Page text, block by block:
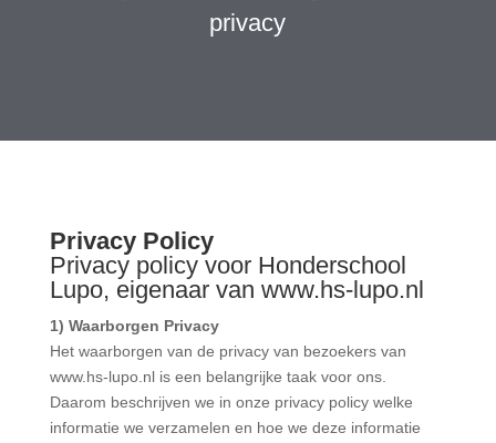
privacy
Privacy Policy
Privacy policy voor Honderschool
Lupo, eigenaar van www.hs-lupo.nl
1) Waarborgen Privacy
Het waarborgen van de privacy van bezoekers van
www.hs-lupo.nl is een belangrijke taak voor ons.
Daarom beschrijven we in onze privacy policy welke
informatie we verzamelen en hoe we deze informatie